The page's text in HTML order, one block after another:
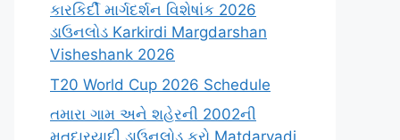
કારકિર્દી માર્ગદર્શન વિશેષાંક 2026
ડાઉનલોડ Karkirdi Margdarshan
Visheshank 2026
T20 World Cup 2026 Schedule
તમારા ગામ અને શહેરની 2002ની
મતદારયાદી ડાઉનલોડ કરો Matdaryadi